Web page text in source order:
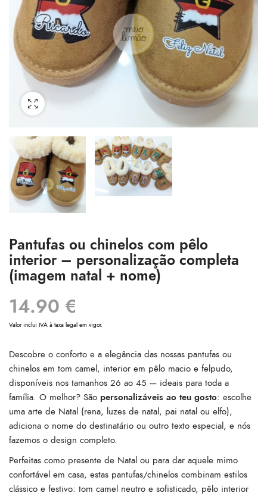
Pantufas ou chinelos com pêlo
interior – personalização completa
(imagem natal + nome)
14.90 €
Valor inclui IVA à taxa legal em vigor.
Descobre o conforto e a elegância das nossas pantufas ou
chinelos em tom camel, interior em pêlo macio e felpudo,
disponíveis nos tamanhos 26 ao 45 — ideais para toda a
família. O melhor? São personalizáveis ao teu gosto: escolhe
uma arte de Natal (rena, luzes de natal, pai natal ou elfo),
adiciona o nome do destinatário ou outro texto especial, e nós
fazemos o design completo.
Perfeitas como presente de Natal ou para dar aquele mimo
confortável em casa, estas pantufas/chinelos combinam estilos
clássico e festivo: tom camel neutro e sofisticado, pêlo interior